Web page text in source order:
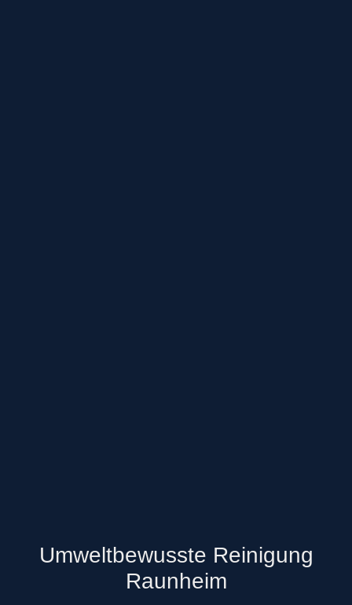
Umweltbewusste Reinigung
Raunheim